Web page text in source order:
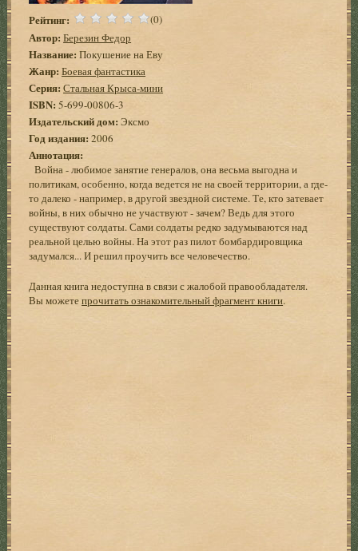
Рейтинг: (0)
Автор: Березин Федор
Название: Покушение на Еву
Жанр: Боевая фантастика
Серия: Стальная Крыса-мини
ISBN:5-699-00806-3
Издательский дом: Эксмо
Год издания: 2006
Аннотация:
Война - любимое занятие генералов, она весьма выгодна и
политикам, особенно, когда ведется не на своей территории, а где-
то далеко - например, в другой звездной системе. Те, кто затевает
войны, в них обычно не участвуют - зачем? Ведь для этого
существуют солдаты. Сами солдаты редко задумываются над
реальной целью войны. На этот раз пилот бомбардировщика
задумался... И решил проучить все человечество.
Данная книга недоступна в связи с жалобой правообладателя.
Вы можетепрочитать ознакомительный фрагмент книги.